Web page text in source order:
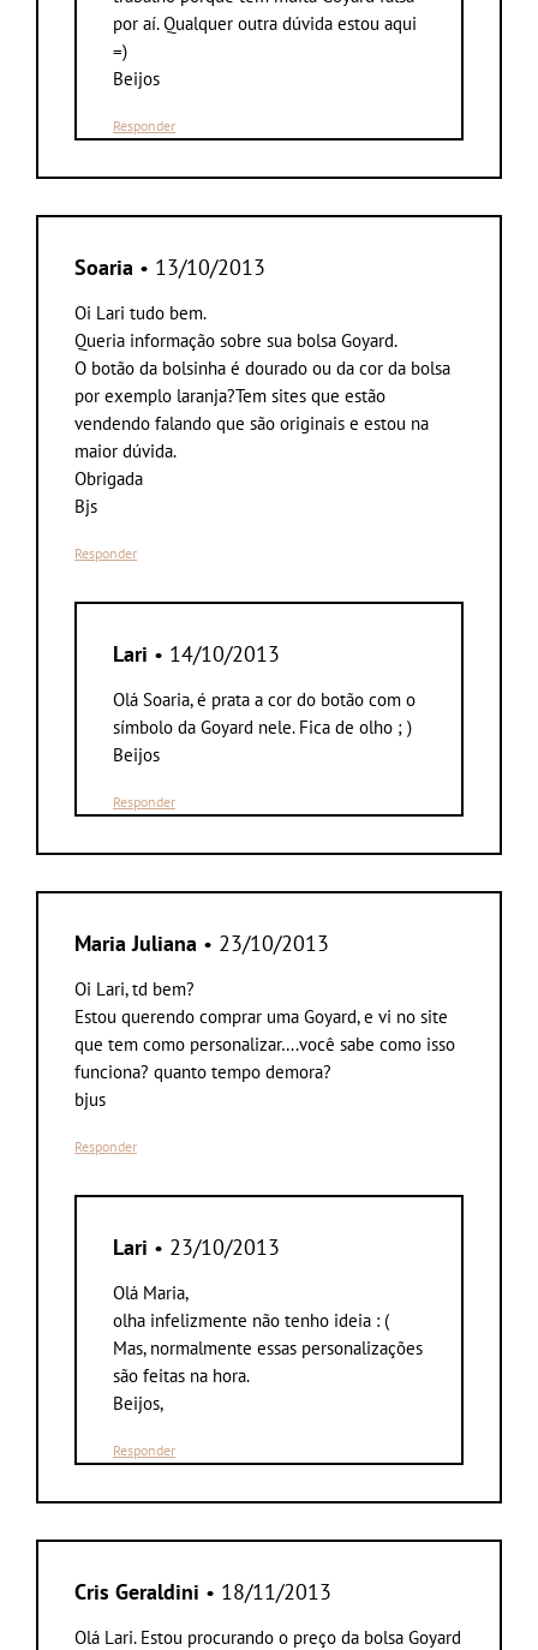
por aí. Qualquer outra dúvida estou aqui
=)
Beijos
Responder
Soaria • 13/10/2013
Oi Lari tudo bem.
Queria informação sobre sua bolsa Goyard.
O botão da bolsinha é dourado ou da cor da bolsa
por exemplo laranja?Tem sites que estão
vendendo falando que são originais e estou na
maior dúvida.
Obrigada
Bjs
Responder
Lari • 14/10/2013
Olá Soaria, é prata a cor do botão com o
símbolo da Goyard nele. Fica de olho ; )
Beijos
Responder
Maria Juliana • 23/10/2013
Oi Lari, td bem?
Estou querendo comprar uma Goyard, e vi no site
que tem como personalizar….você sabe como isso
funciona? quanto tempo demora?
bjus
Responder
Lari • 23/10/2013
Olá Maria,
olha infelizmente não tenho ideia : (
Mas, normalmente essas personalizações
são feitas na hora.
Beijos,
Responder
Cris Geraldini • 18/11/2013
Olá Lari. Estou procurando o preço da bolsa Goyard